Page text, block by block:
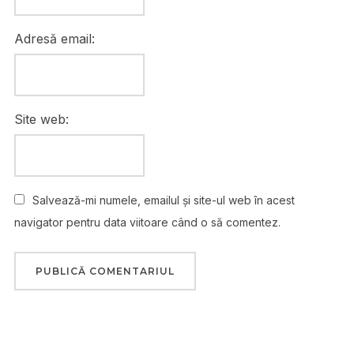
Adresă email:
Site web:
Salvează-mi numele, emailul și site-ul web în acest
navigator pentru data viitoare când o să comentez.